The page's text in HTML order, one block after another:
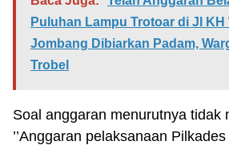
Puluhan Lampu Trotoar di Jl KH
Jombang Dibiarkan Padam,
Trobel
Soal anggaran menurutnya tidak
’’Anggaran pelaksanaan